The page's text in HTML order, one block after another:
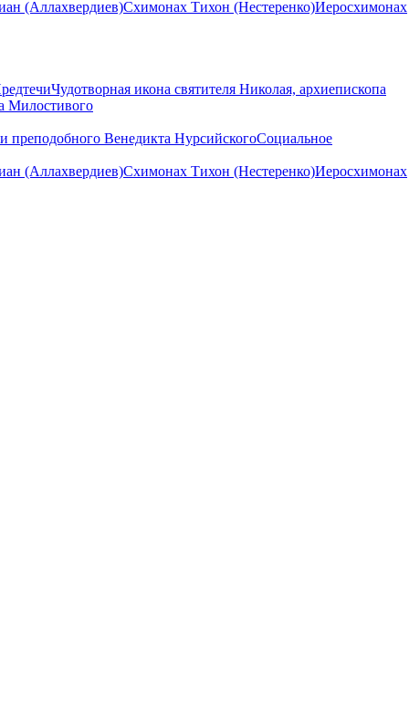
(Аллахвердиев)Схимонах Тихон (Нестеренко)Иеросхимонах
Чудотворная икона святителя Николая, архиепископа
Милостивого
преподобного Венедикта НурсийскогоСоциальное
(Аллахвердиев)Схимонах Тихон (Нестеренко)Иеросхимонах